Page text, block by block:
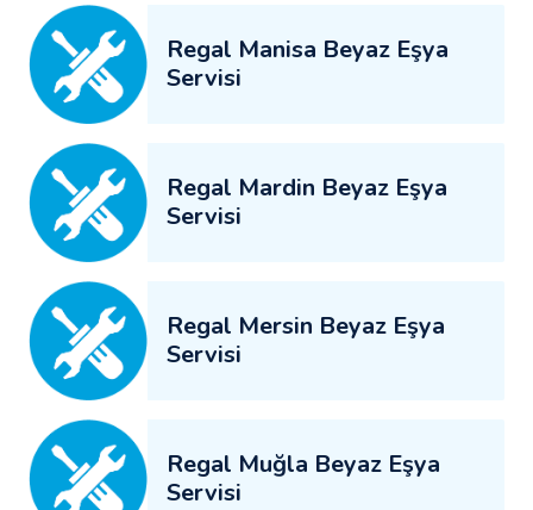
Regal Manisa Beyaz Eşya
Servisi
Regal Mardin Beyaz Eşya
Servisi
Regal Mersin Beyaz Eşya
Servisi
Regal Muğla Beyaz Eşya
Servisi